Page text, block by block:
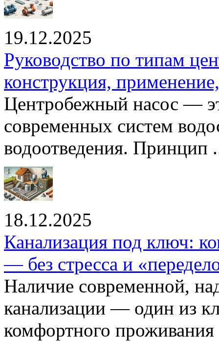
19.12.2025
Руководство по типам
конструкция,
Центробежный насос —
современных систем
водоотведения. Принцип
18.12.2025
Канализация под ключ:
— без стресса и
Наличие современной,
канализации — один из
комфортного проживания